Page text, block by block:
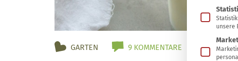
GARTEN 9 KOMMENTARE
unsere